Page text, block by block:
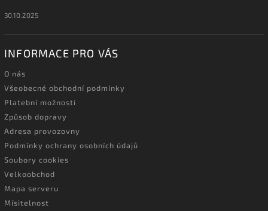
30.10.2025
INFORMACE PRO VÁS
O nás
Všeobecné obchodní podmínky
Platební možnosti
Způsob dopravy
Adresa provozovny
Podmínky ochrany osobních údajů
Soubory cookies
Velkoobchod
Mapa serveru
Mísitelnost